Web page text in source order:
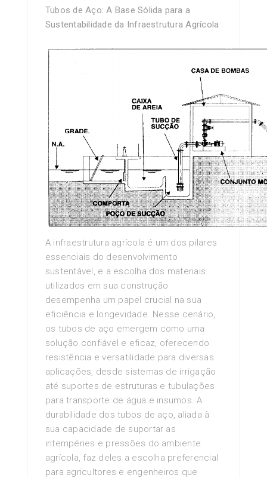
Tubos de Aço: A Base Sólida para a
Sustentabilidade da Infraestrutura Agrícola
A infraestrutura agrícola é um dos pilares
essenciais do desenvolvimento
sustentável, e a escolha dos materiais
utilizados em sua construção
desempenha um papel crucial na sua
eficiência e longevidade. Nesse cenário,
os tubos de aço emergem como uma
solução confiável e eficaz, oferecendo
resistência e versatilidade para diversas
aplicações, desde sistemas de irrigação
até suportes de estruturas e tubulações
para transporte de água e insumos. A
durabilidade dos tubos de aço, aliada à
sua capacidade de suportar as
intempéries e pressões do ambiente
agrícola, faz deles a escolha preferencial
para agricultores e engenheiros que